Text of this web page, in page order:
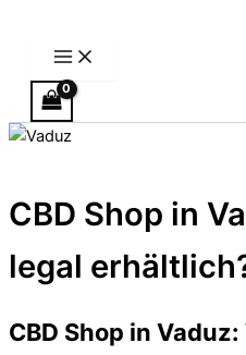
springen
CBD Shop in
legal
CBD Shop in